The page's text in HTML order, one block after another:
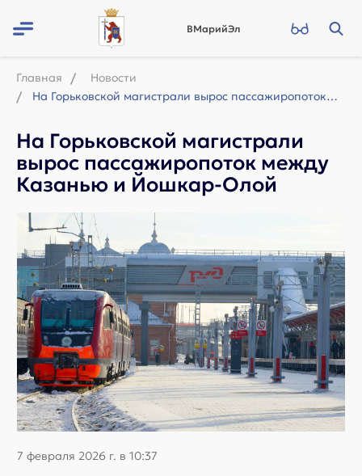
ВМарийЭл
Главная
Новости
На Горьковской магистрали вырос пассажиропоток между Казанью и Йошкар-Олой
На Горьковской магистрали
вырос пассажиропоток между
Казанью и Йошкар-Олой
7 февраля 2026 г. в 10:37